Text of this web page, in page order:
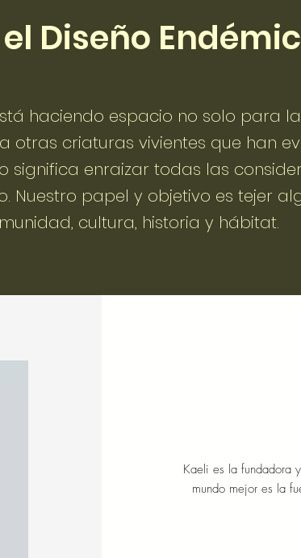
Diseño
haciendo espacio no solo para
otras criaturas vivientes que han
significa enraizar todas las
Nuestro papel y objetivo es tejer
cultura, historia y hábitat.
Kaeli es la fundadora
mundo mejor es la